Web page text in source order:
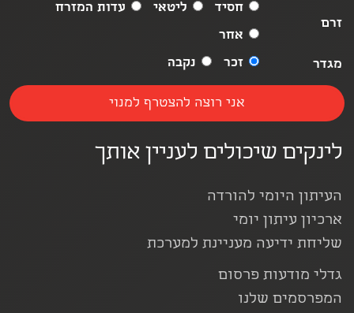
זרם
חסיד ליטאי
עדות המזרח
אחר
מגדר
זכר נקבה
לינקים שיכולים לעניין אותך
העיתון היומי להורדה
ארכיון עיתון יומי
שליחת ידיעה מעניינת למערכת
גדלי מודעות פרסום
המפרסמים שלנו